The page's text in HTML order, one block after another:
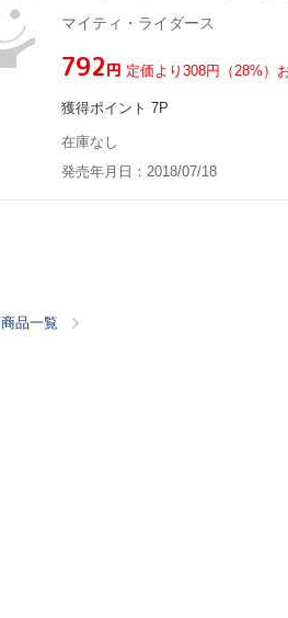
マイティ・ライダース
¥792円 定価より308円（28%）
獲得ポイント 7P
在庫なし
発売年月日：2018/07/18
商品一覧